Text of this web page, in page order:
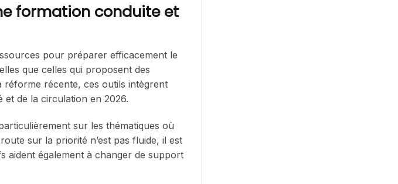
formation conduite et
pour préparer efficacement le
que celles qui proposent des
réforme récente, ces outils intègrent
et de la circulation en 2026.
sur les thématiques où
sur la priorité n’est pas fluide, il est
aident également à changer de support